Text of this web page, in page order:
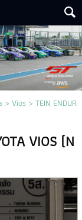
>Vios > TEIN ENDUR
VIOS (N